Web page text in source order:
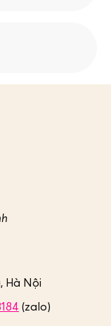
Hà Nội
(zalo)